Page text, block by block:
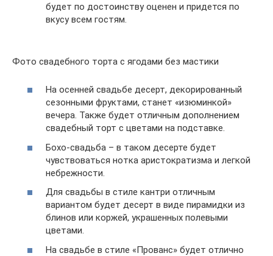
будет по достоинству оценен и придется по
вкусу всем гостям.
Фото свадебного торта с ягодами без мастики
На осенней свадьбе десерт, декорированный
сезонными фруктами, станет «изюминкой»
вечера. Также будет отличным дополнением
свадебный торт с цветами на подставке.
Бохо-свадьба – в таком десерте будет
чувствоваться нотка аристократизма и легкой
небрежности.
Для свадьбы в стиле кантри отличным
вариантом будет десерт в виде пирамидки из
блинов или коржей, украшенных полевыми
цветами.
На свадьбе в стиле «Прованс» будет отлично